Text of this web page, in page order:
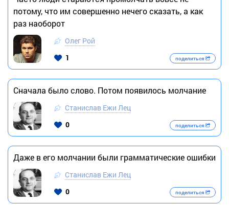
потому, что им совершенно нечего сказать, а как
раз наоборот
Олег Рой
1
поделиться
Сначала было слово. Потом появилось молчание
Станислав Ежи Лец
0
поделиться
Даже в его молчании были грамматические ошибки
Станислав Ежи Лец
0
поделиться